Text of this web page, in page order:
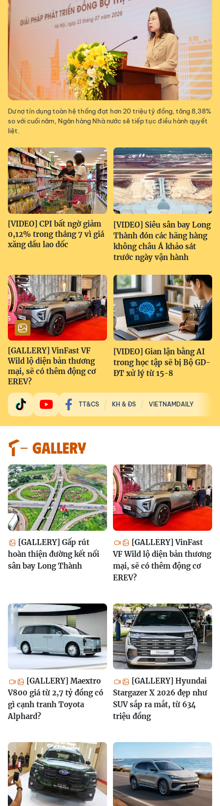
Dư nợ tín dụng toàn hệ thống đạt hơn 20 triệu tỷ đồng, tăng 8,38%
so với cuối năm, Ngân hàng Nhà nước sẽ tiếp tục điều hành quyết
liệt.
[VIDEO] CPI bất ngờ giảm
0,12% trong tháng 7 vì giá
xăng dầu lao dốc
[VIDEO] Siêu sân bay Long
Thành đón các hãng hàng
không châu Á khảo sát
trước ngày vận hành
[GALLERY] VinFast VF
Wild lộ diện bản thương
mại, sẽ có thêm động cơ
EREV?
[VIDEO] Gian lận bằng AI
trong học tập sẽ bị Bộ GD-
ĐT xử lý từ 15-8
TT&CS KH & ĐS VIETNAMDAILY
GALLERY
[GALLERY] Gấp rút
hoàn thiện đường kết nối
sân bay Long Thành
[GALLERY] VinFast
VF Wild lộ diện bản thương
mại, sẽ có thêm động cơ
EREV?
[GALLERY] Maextro
V800 giá từ 2,7 tỷ đồng có
gì cạnh tranh Toyota
Alphard?
[GALLERY] Hyundai
Stargazer X 2026 đẹp như
SUV sắp ra mắt, từ 634
triệu đồng